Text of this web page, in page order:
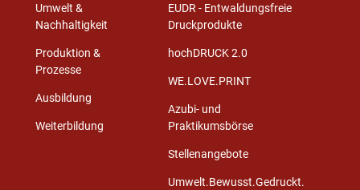
Umwelt &
Nachhaltigkeit
Produktion &
Prozesse
Ausbildung
Weiterbildung
EUDR - Entwaldungsfreie
Druckprodukte
hochDRUCK 2.0
WE.LOVE.PRINT
Azubi- und
Praktikumsbörse
Stellenangebote
Umwelt.Bewusst.Gedruckt.